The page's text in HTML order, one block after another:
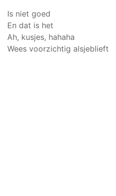
Is niet goed
En dat is het
Ah, kusjes, hahaha
Wees voorzichtig alsjeblieft